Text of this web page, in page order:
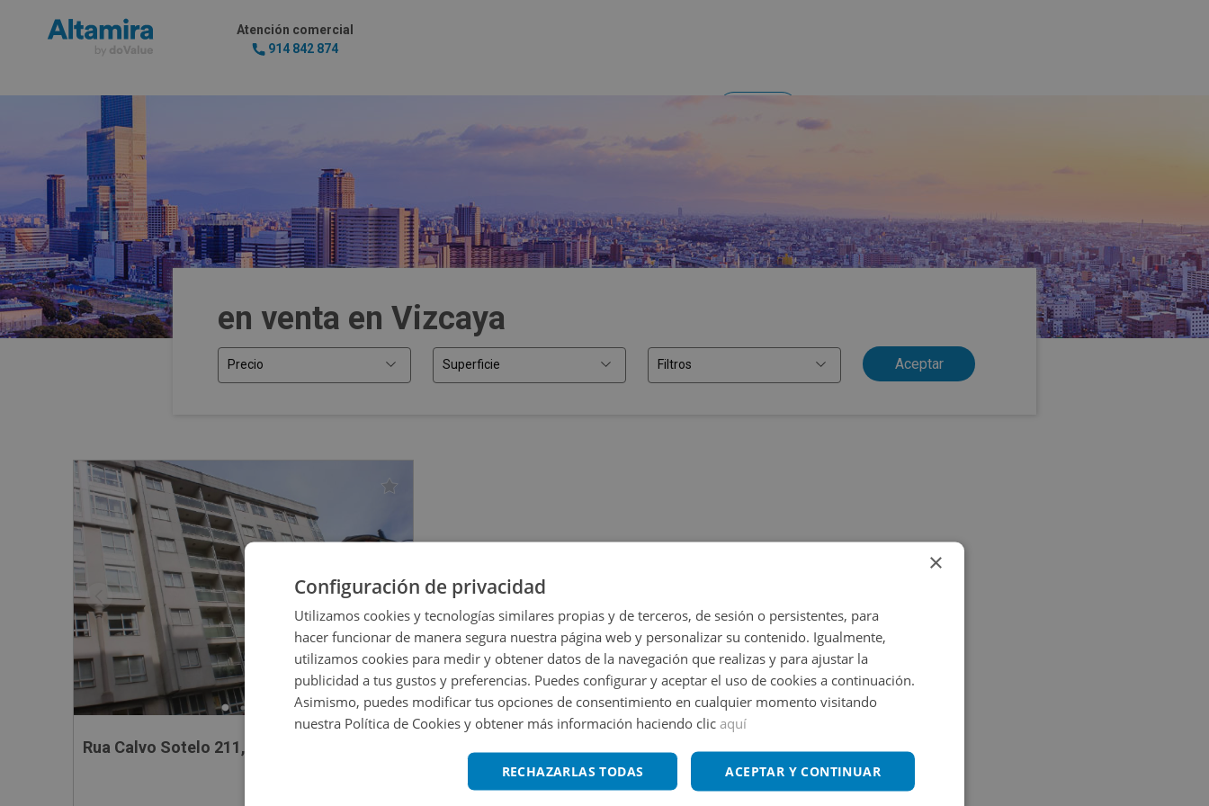
Atención comercial
914 842 874
en venta en Vizcaya
Precio Superficie Filtros
Rua Calvo Sotelo 211, 27600 Sarria - Lugo
×
Configuración de privacidad
Utilizamos cookies y tecnologías similares propias y de terceros, de sesión o persistentes, para
hacer funcionar de manera segura nuestra página web y personalizar su contenido. Igualmente,
utilizamos cookies para medir y obtener datos de la navegación que realizas y para ajustar la
publicidad a tus gustos y preferencias. Puedes configurar y aceptar el uso de cookies a continuación.
Asimismo, puedes modificar tus opciones de consentimiento en cualquier momento visitando
nuestra Política de Cookies y obtener más información haciendo clic aquí
ACEPTAR Y CONTINUAR
RECHAZARLAS TODAS